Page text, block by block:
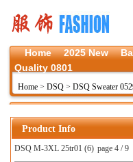
Home 2025 New
Quality 0801
Home > DSQ > DSQ Sweater
Product Info
DSQ M-3XL 25tr01 (6) page 4 / 9